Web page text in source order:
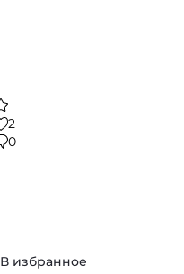
2
0
В избранное